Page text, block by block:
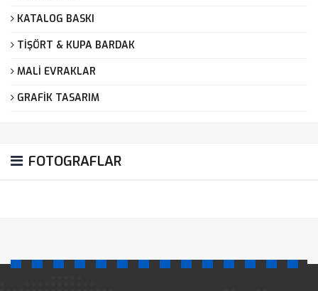
KATALOG BASKI
TİŞÖRT & KUPA BARDAK
MALİ EVRAKLAR
GRAFİK TASARIM
FOTOGRAFLAR